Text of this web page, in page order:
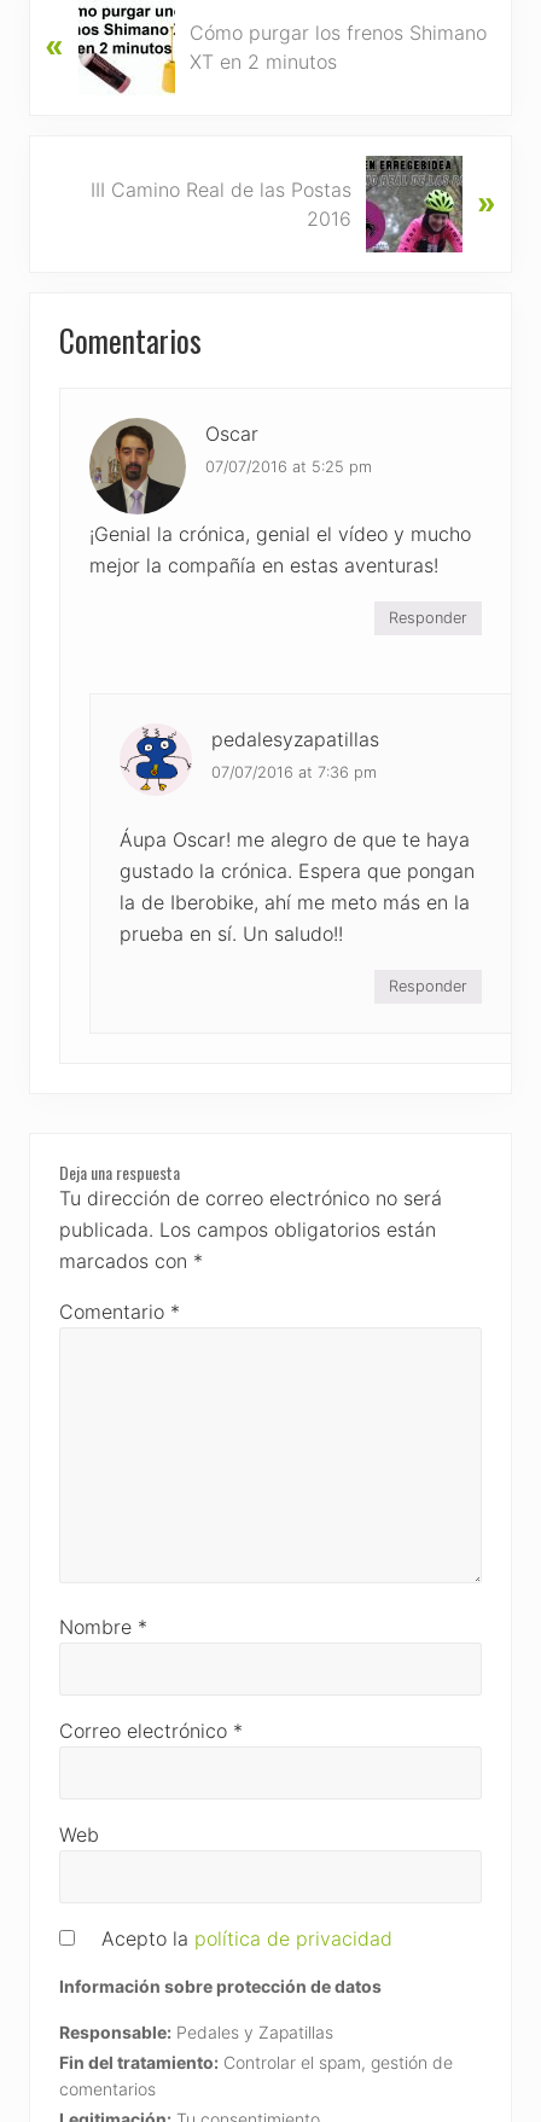
r
«
Cómo purgar los frenos Shimano
XT en 2 minutos
III Camino Real de las Postas
2016
»
Interactions
Comentarios
Oscar
07/07/2016 at 5:25 pm
¡Genial la crónica, genial el vídeo y mucho
mejor la compañía en estas aventuras!
Responder
pedalesyzapatillas
07/07/2016 at 7:36 pm
Áupa Oscar! me alegro de que te haya
gustado la crónica. Espera que pongan
la de Iberobike, ahí me meto más en la
prueba en sí. Un saludo!!
Responder
Deja una respuesta
Tu dirección de correo electrónico no será
publicada. Los campos obligatorios están
marcados con *
Comentario *
Nombre *
Correo electrónico *
Web
Acepto la política de privacidad
Información sobre protección de datos
Responsable: Pedales y Zapatillas
Fin del tratamiento: Controlar el spam, gestión de
comentarios